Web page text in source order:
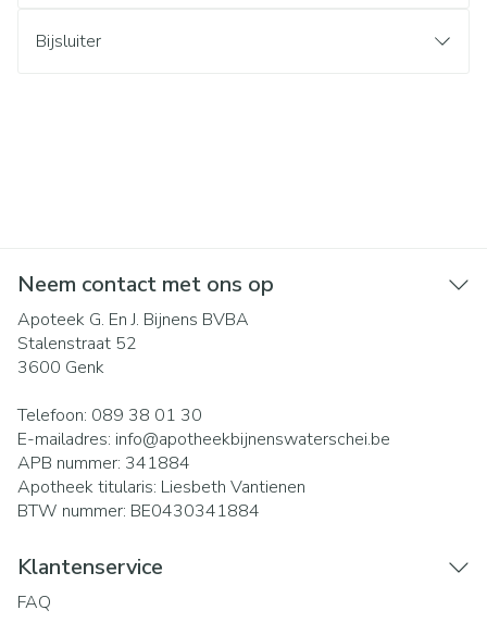
Bijsluiter
Neem contact met ons op
Apoteek G. En J. Bijnens BVBA
Stalenstraat 52
3600 Genk
Telefoon: 089 38 01 30
E-mailadres: info@apotheekbijnenswaterschei.be
APB nummer: 341884
Apotheek titularis: Liesbeth Vantienen
BTW nummer: BE0430341884
Klantenservice
FAQ